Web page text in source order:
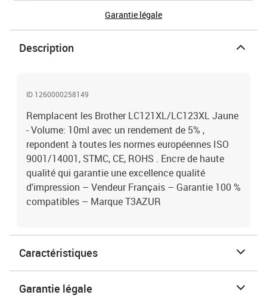
Garantie légale
Description
ID 1260000258149
Remplacent les Brother LC121XL/LC123XL Jaune
- Volume: 10ml avec un rendement de 5% ,
repondent à toutes les normes européennes ISO
9001/14001, STMC, CE, ROHS . Encre de haute
qualité qui garantie une excellence qualité
d'impression – Vendeur Français – Garantie 100 %
compatibles – Marque T3AZUR
Caractéristiques
Garantie légale